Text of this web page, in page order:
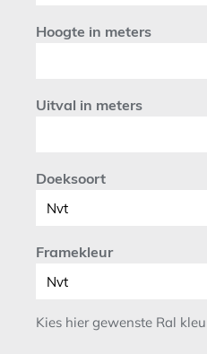
Hoogte in meters
Uitval in meters
Doeksoort
Framekleur
Kies hier gewenste Ral